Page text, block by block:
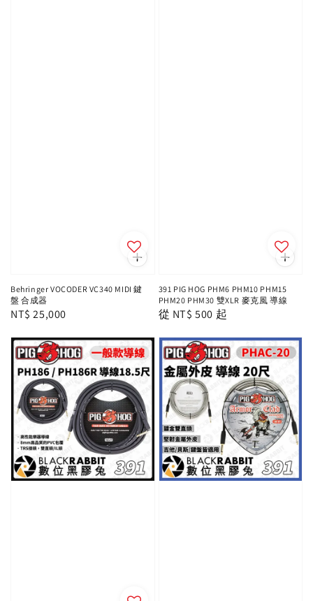
Behringer VOCODER VC340 MIDI 鍵
盤 合成器
Regular
NT$ 25,000
391 PIG HOG PHM6 PHM10 PHM15
PHM20 PHM30 雙XLR 麥克風 導線
Regular
從 NT$ 500 起